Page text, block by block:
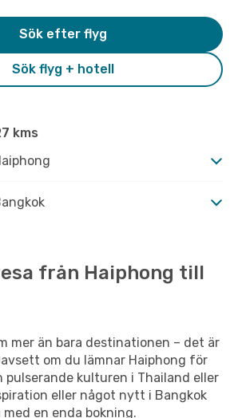
Sök flyg + hotell
Sök efter flyg
kms
från Haiphong till
mer än bara destinationen – det är
om du lämnar Haiphong för
kulturen i Thailand eller
eller något nytt i Bangkok
en enda bokning.